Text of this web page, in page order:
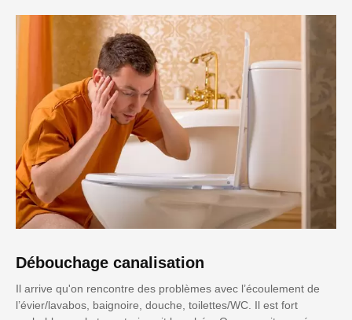
Débouchage canalisation
Il arrive qu'on rencontre des problèmes avec l’écoulement de
l’évier/lavabos, baignoire, douche, toilettes/WC. Il est fort